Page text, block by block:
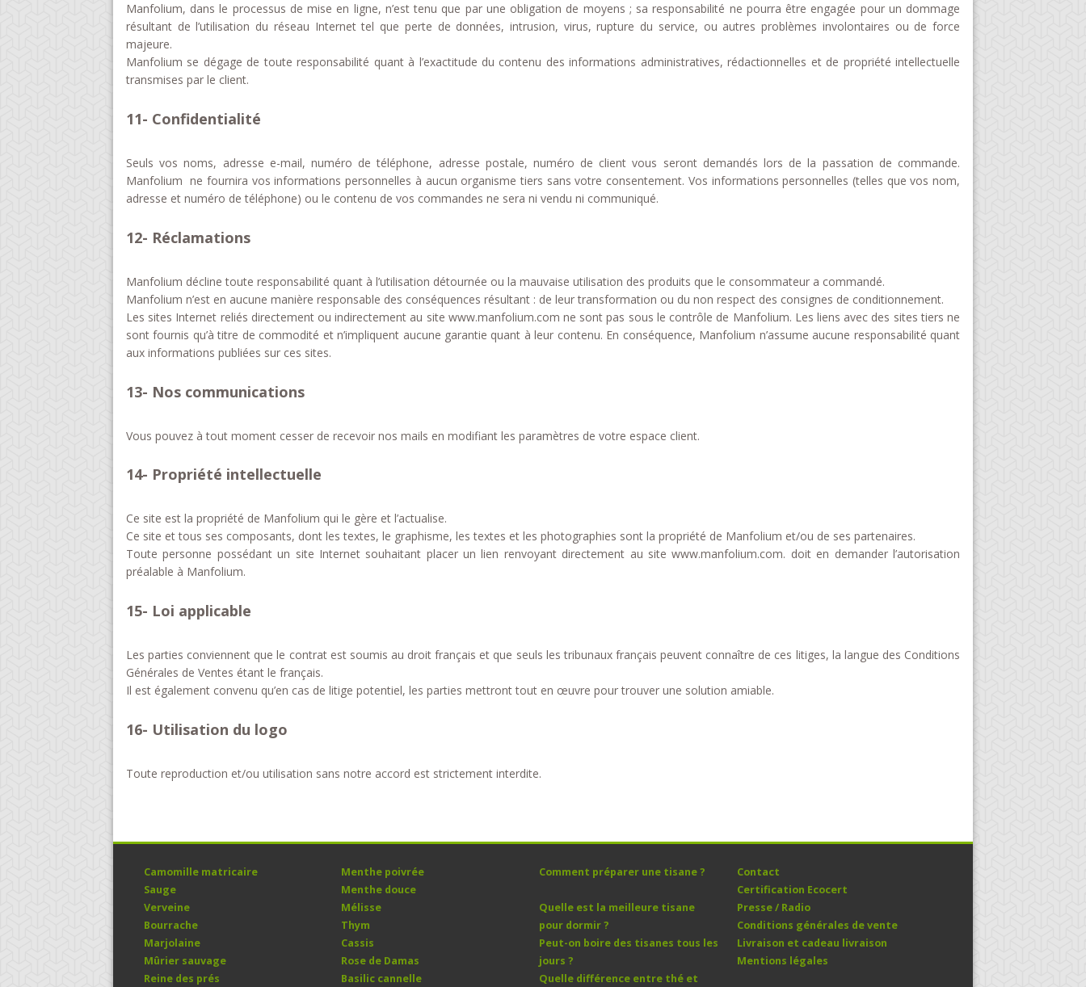
Manfolium, dans le processus de mise en ligne, n’est tenu que par une obligation de moyens ; sa responsabilité ne pourra être engagée pour un dommage
résultant de l’utilisation du réseau Internet tel que perte de données, intrusion, virus, rupture du service, ou autres problèmes involontaires ou de force
majeure.
Manfolium se dégage de toute responsabilité quant à l’exactitude du contenu des informations administratives, rédactionnelles et de propriété intellectuelle
transmises par le client.
11- Confidentialité
Seuls vos noms, adresse e-mail, numéro de téléphone, adresse postale, numéro de client vous seront demandés lors de la passation de commande.
Manfolium ne fournira vos informations personnelles à aucun organisme tiers sans votre consentement. Vos informations personnelles (telles que vos nom,
adresse et numéro de téléphone) ou le contenu de vos commandes ne sera ni vendu ni communiqué.
12- Réclamations
Manfolium décline toute responsabilité quant à l’utilisation détournée ou la mauvaise utilisation des produits que le consommateur a commandé.
Manfolium n’est en aucune manière responsable des conséquences résultant : de leur transformation ou du non respect des consignes de conditionnement.
Les sites Internet reliés directement ou indirectement au site www.manfolium.com ne sont pas sous le contrôle de Manfolium. Les liens avec des sites tiers ne
sont fournis qu’à titre de commodité et n’impliquent aucune garantie quant à leur contenu. En conséquence, Manfolium n’assume aucune responsabilité quant
aux informations publiées sur ces sites.
13- Nos communications
Vous pouvez à tout moment cesser de recevoir nos mails en modifiant les paramètres de votre espace client.
14- Propriété intellectuelle
Ce site est la propriété de Manfolium qui le gère et l’actualise.
Ce site et tous ses composants, dont les textes, le graphisme, les textes et les photographies sont la propriété de Manfolium et/ou de ses partenaires.
Toute personne possédant un site Internet souhaitant placer un lien renvoyant directement au site www.manfolium.com. doit en demander l’autorisation
préalable à Manfolium.
15- Loi applicable
Les parties conviennent que le contrat est soumis au droit français et que seuls les tribunaux français peuvent connaître de ces litiges, la langue des Conditions
Générales de Ventes étant le français.
Il est également convenu qu’en cas de litige potentiel, les parties mettront tout en œuvre pour trouver une solution amiable.
16- Utilisation du logo
Toute reproduction et/ou utilisation sans notre accord est strictement interdite.
Camomille matricaire
Sauge
Verveine
Bourrache
Marjolaine
Mûrier sauvage
Reine des prés
Menthe poivrée
Menthe douce
Mélisse
Thym
Cassis
Rose de Damas
Basilic cannelle
Comment préparer une tisane ?
Quelle est la meilleure tisane
pour dormir ?
Peut-on boire des tisanes tous les
jours ?
Quelle différence entre thé et
Contact
Certification Ecocert
Presse / Radio
Conditions générales de vente
Livraison et cadeau livraison
Mentions légales